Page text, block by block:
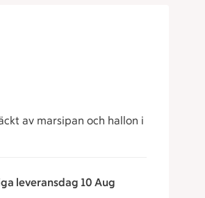
av marsipan och hallon i
leveransdag 10 Aug